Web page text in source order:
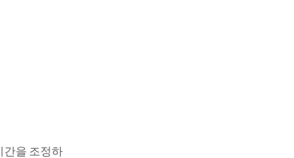
간을 조정하